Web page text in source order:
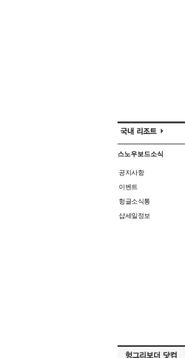
스노우보드소식
공지사항
이벤트
헝글소식통
샵세일정보